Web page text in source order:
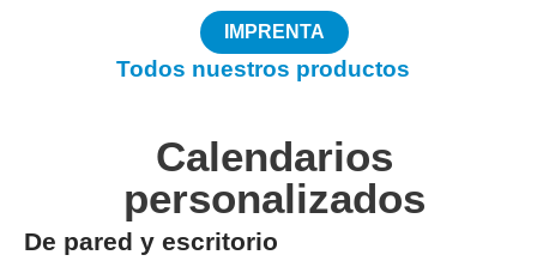
IMPRENTA
Todos nuestros productos
Calendarios
personalizados
De pared y escritorio